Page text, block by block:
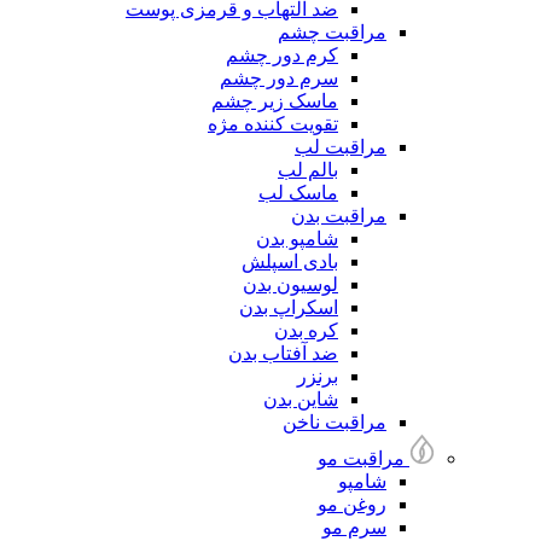
ضد التهاب و قرمزی پوست
مراقبت چشم
کرم دور چشم
سرم دور چشم
ماسک زیر چشم
تقویت کننده مژه
مراقبت لب
بالم لب
ماسک لب
مراقبت بدن
شامپو بدن
بادی اسپلش
لوسیون بدن
اسکراپ بدن
کره بدن
ضد آفتاب بدن
برنزر
شاین بدن
مراقبت ناخن
مراقبت مو
شامپو
روغن مو
سرم مو